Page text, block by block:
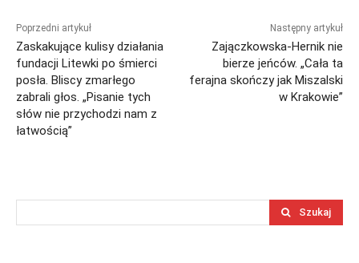
Poprzedni artykuł
Zaskakujące kulisy działania
fundacji Litewki po śmierci
posła. Bliscy zmarłego
zabrali głos. „Pisanie tych
słów nie przychodzi nam z
łatwością”
Następny artykuł
Zajączkowska-Hernik nie
bierze jeńców. „Cała ta
ferajna skończy jak Miszalski
w Krakowie”
Szukaj